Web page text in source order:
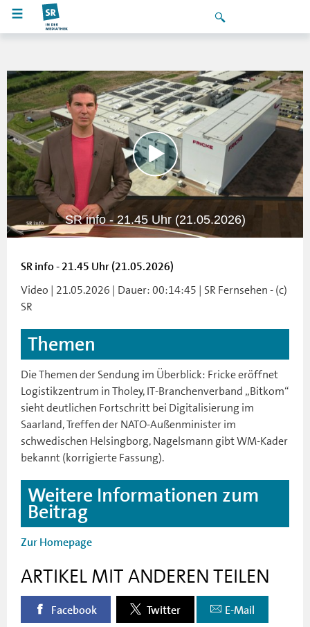
SR info - 21.45 Uhr (21.05.2026)
SR info - 21.45 Uhr (21.05.2026)
Video | 21.05.2026 | Dauer: 00:14:45 | SR Fernsehen - (c)
SR
Themen
Die Themen der Sendung im Überblick: Fricke eröffnet
Logistikzentrum in Tholey, IT-Branchenverband „Bitkom“
sieht deutlichen Fortschritt bei Digitalisierung im
Saarland, Treffen der NATO-Außenminister im
schwedischen Helsingborg, Nagelsmann gibt WM-Kader
bekannt (korrigierte Fassung).
Weitere Informationen zum
Beitrag
Zur Homepage
ARTIKEL MIT ANDEREN TEILEN
Facebook Twitter E-Mail